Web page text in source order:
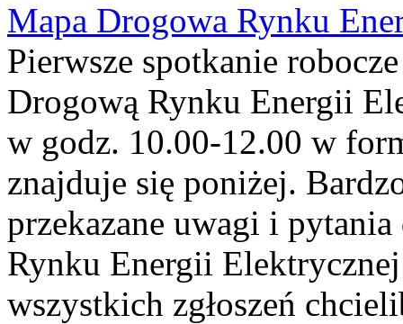
Mapa Drogowa Rynku
Pierwsze spotkanie
Drogową Rynku Energii
w godz. 10.00-12.00 w
znajduje się poniżej.
przekazane uwagi i
Rynku Energii
wszystkich zgłoszeń